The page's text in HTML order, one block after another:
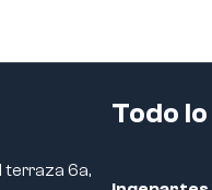
terraza 6a,
Todo